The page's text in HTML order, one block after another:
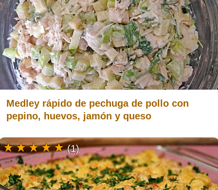
Medley rápido de pechuga de pollo con
pepino, huevos, jamón y queso
(1)